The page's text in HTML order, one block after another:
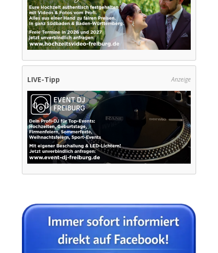
LIVE-Tipp Anzeige